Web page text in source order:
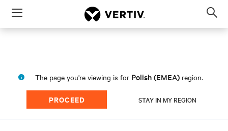
Menu
The page you're viewing is for Polish (EMEA) region.
PROCEED STAY IN MY REGION